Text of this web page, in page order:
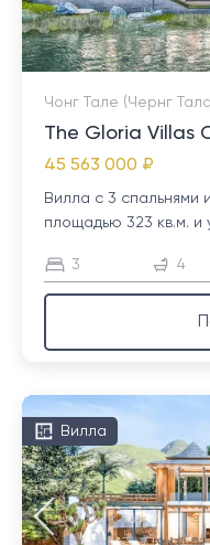
Чонг Тале (Чернг
The Gloria Villas
45 563 000 ₽
Вилла с 3 спальнями
площадью 323 кв.м. и
3 4
Вилла